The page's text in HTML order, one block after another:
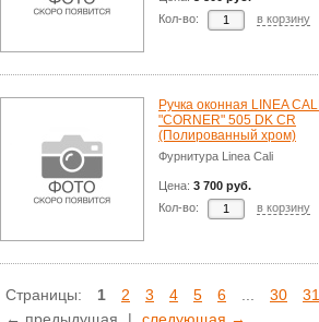
Кол-во:
в корзину
Ручка оконная LINEA CALI
"CORNER" 505 DK CR
(Полированный хром)
Фурнитура Linea Cali
Цена: 3 700 руб.
Кол-во:
в корзину
Страницы: 1 2 3 4 5 6 30
31